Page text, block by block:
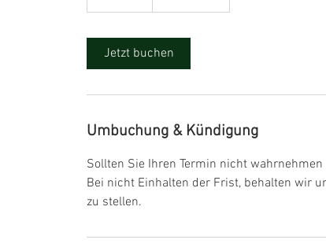
5
i
n
Jetzt buchen
Umbuchung & Kündigung
Sollten Sie Ihren Termin nicht
Bei nicht Einhalten der Frist, behalten wir
zu stellen.